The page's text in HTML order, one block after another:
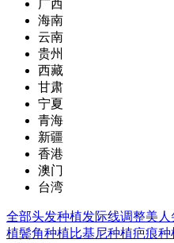
广西
海南
云南
贵州
西藏
甘肃
宁夏
青海
新疆
香港
澳门
台湾
全部头发种植发际线调整美人
植鬓角种植比基尼种植疤痕种